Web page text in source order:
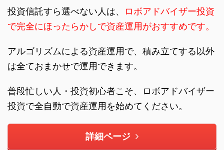
投資信託すら選べない人は、
ロボアドバイザー投資
で完全にほったらかしで資産運用がおすすめです。
アルゴリズムによる資産運用で、積み立てする以外
は全ておまかせで運用できます。
普段忙しい人・投資初心者こそ、ロボアドバイザー
投資で全自動で資産運用を始めてください。
詳細ページ